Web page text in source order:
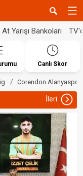
At Yarışı Bankoları
Canlı Skor
Corendon Alanyaspor
İleri